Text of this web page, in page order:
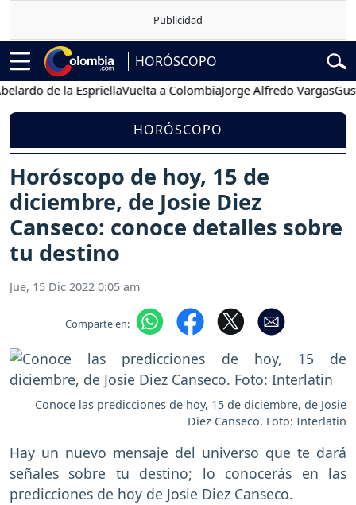
HORÓSCOPO
de la EspriellaVuelta a ColombiaJorge Alfredo VargasGustavo
HORÓSCOPO
Horóscopo de hoy, 15 de
diciembre, de Josie Diez
Canseco: conoce detalles sobre
tu destino
Jue, 15 Dic 2022 0:05 am
Comparte en:
Conoce las predicciones de hoy, 15 de diciembre, de Josie
Diez Canseco. Foto: Interlatin
Hay un nuevo mensaje del universo que te dará
señales sobre tu destino; lo conocerás en las
predicciones de hoy de Josie Diez Canseco.